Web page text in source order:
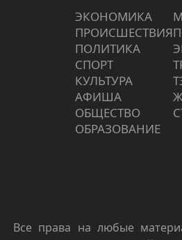
ЭКОНОМИКА
ПРОИCШЕСТВИЯ
ПОЛИТИКА
СПОРТ
КУЛЬТУРА
АФИША
ОБЩЕСТВО
ОБРАЗОВАНИЕ
Все права на любые